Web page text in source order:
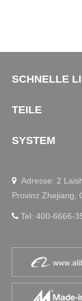
SCHNELLE
TEILE
SYSTEM
 Adresse: 2
Provinz Zhejiang,
 Tel: 400-6666-